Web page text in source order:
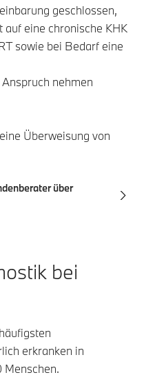
geschlossen,
eine chronische KHK
sowie bei Bedarf eine
nehmen
Überweisung von
über
bei
erkranken in
Menschen.